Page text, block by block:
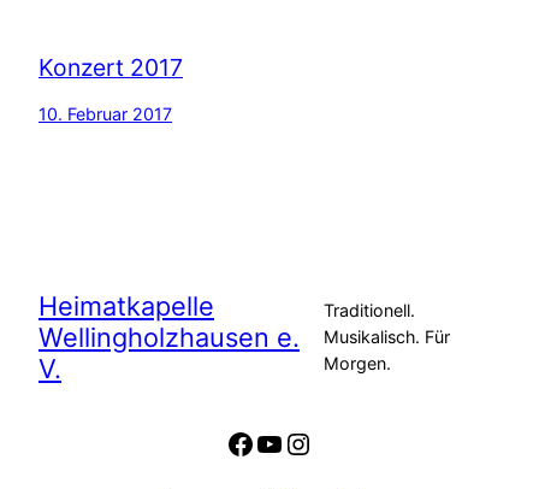
Konzert 2017
10. Februar 2017
Heimatkapelle
Wellingholzhausen e.
V.
Traditionell.
Musikalisch. Für
Morgen.
Facebook
YouTube
Instagram